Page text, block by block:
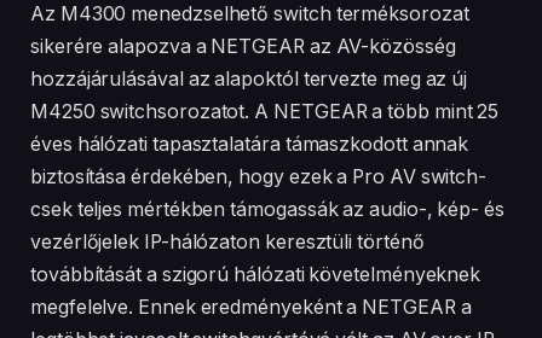
Az M4300 menedzselhető switch terméksorozat
sikerére alapozva a NETGEAR az AV-közösség
hozzájárulásával az alapoktól tervezte meg az új
M4250 switchsorozatot. A NETGEAR a több mint 25
éves hálózati tapasztalatára támaszkodott annak
biztosítása érdekében, hogy ezek a Pro AV switch-
csek teljes mértékben támogassák az audio-, kép- és
vezérlőjelek IP-hálózaton keresztüli történő
továbbítását a szigorú hálózati követelményeknek
megfelelve. Ennek eredményeként a NETGEAR a